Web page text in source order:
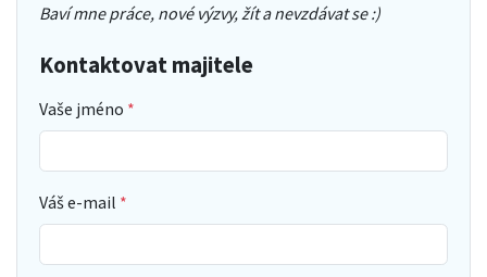
Baví mne práce, nové výzvy, žít a nevzdávat se :)
Kontaktovat majitele
Vaše jméno
Váš e-mail